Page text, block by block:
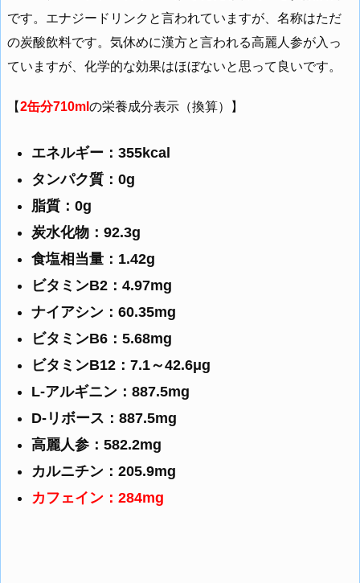
です。エナジードリンクと言われていますが、名称はただ
の炭酸飲料です。気休めに漢方と言われる高麗人参が入っ
ていますが、化学的な効果はほぼないと思って良いです。
【2缶分710ml の栄養成分表示（換算）】
エネルギー：355kcal
タンパク質：0g
脂質：0g
炭水化物：92.3g
食塩相当量：1.42g
ビタミンB2：4.97mg
ナイアシン：60.35mg
ビタミンB6：5.68mg
ビタミンB12：7.1～42.6μg
L-アルギニン：887.5mg
D-リボース：887.5mg
高麗人参：582.2mg
カルニチン：205.9mg
カフェイン：284mg